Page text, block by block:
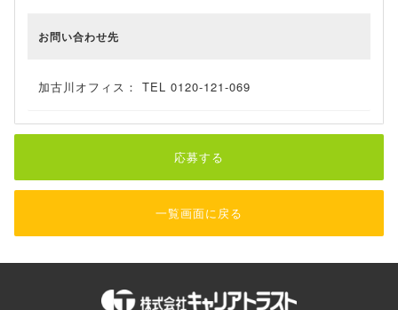
お問い合わせ先
加古川オフィス： TEL 0120-121-069
応募する
一覧画面に戻る